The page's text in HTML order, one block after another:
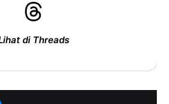
di Threads